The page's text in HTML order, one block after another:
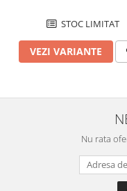
STOC LIMITAT
VEZI VARIANTE
Nu rata